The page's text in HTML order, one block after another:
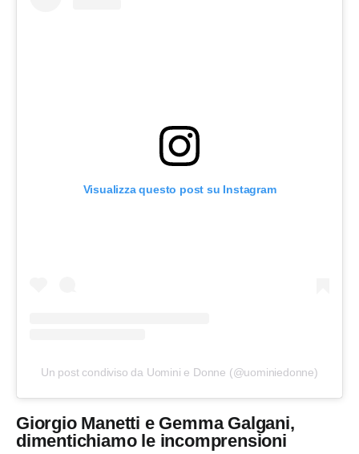
Visualizza questo post su Instagram
Un post condiviso da Uomini e Donne (@uominiedonne)
Giorgio Manetti e Gemma Galgani,
dimentichiamo le incomprensioni